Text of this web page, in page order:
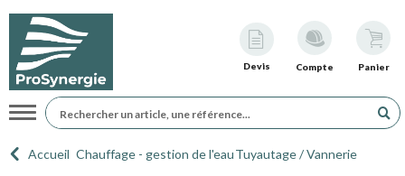
Devis Compte Panier
Navigation
Accueil Chauffage - gestion de l'eauTuyautage / Vannerie